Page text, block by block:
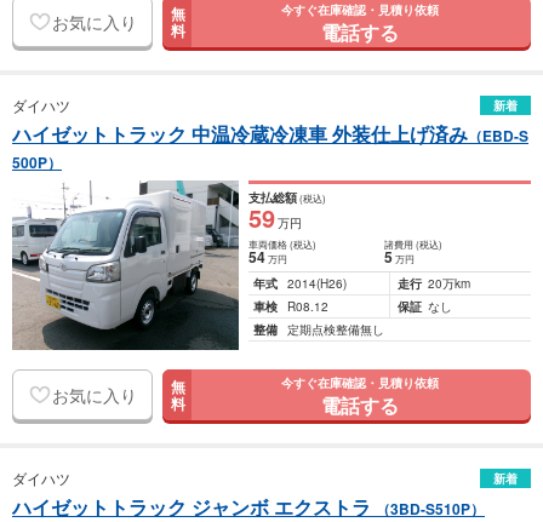
お気に入り 無
料
今すぐ在庫確認・見積り依頼
電話する
ダイハツ 新着
ハイゼットトラック 中温冷蔵冷凍車 外装仕上げ済み （EBD-S
500P）
支払総額(税込)
59万円
車両価格(税込)
54万円
諸費用 (税込)
5 万円
年式 2014(H26) 走行 20万km
車検
R08.12 保証 なし
整備 定期点検整備無し
お気に入り 無
料
今すぐ在庫確認・見積り依頼
電話する
ダイハツ 新着
ハイゼットトラック ジャンボ エクストラ （3BD-S510P）